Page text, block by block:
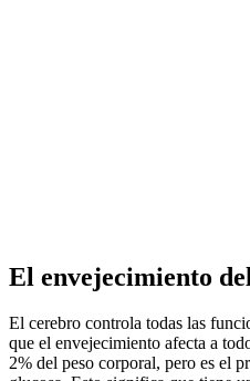
El envejecimiento
El cerebro controla todas las
que el envejecimiento afecta a
2% del peso corporal, pero es el